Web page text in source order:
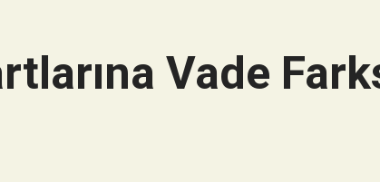
Vade